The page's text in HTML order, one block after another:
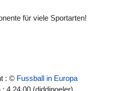
für viele Sportarten!
: © Fussball in Europa